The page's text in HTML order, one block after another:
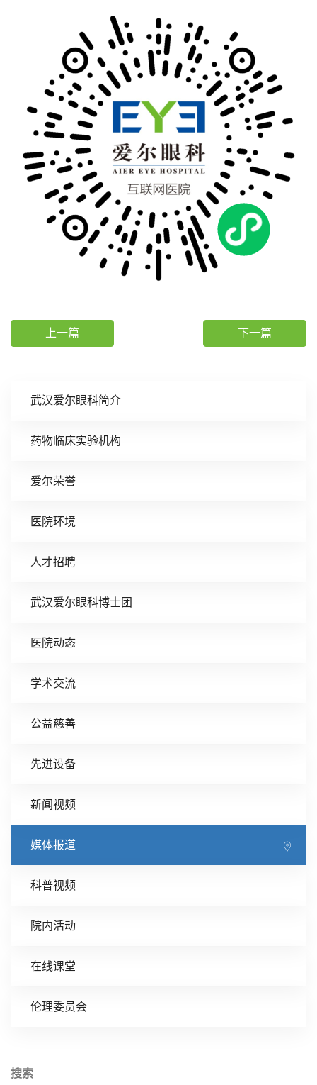
武汉爱尔眼科简介
药物临床实验机构
爱尔荣誉
医院环境
人才招聘
武汉爱尔眼科博士团
医院动态
学术交流
公益慈善
先进设备
新闻视频
媒体报道
科普视频
院内活动
在线课堂
伦理委员会
搜索
上一篇 下一篇